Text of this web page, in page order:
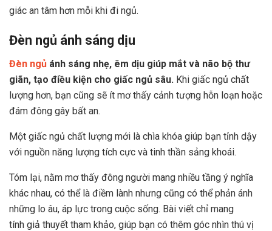
giác an tâm hơn mỗi khi đi ngủ.
Đèn ngủ ánh sáng dịu
Đèn ngủ ánh sáng nhẹ, êm dịu giúp mắt và não bộ thư
giãn, tạo điều kiện cho giấc ngủ sâu. Khi giấc ngủ chất
lượng hơn, bạn cũng sẽ ít mơ thấy cảnh tượng hỗn loạn hoặc
đám đông gây bất an.
Một giấc ngủ chất lượng mới là chìa khóa giúp bạn tỉnh dậy
với nguồn năng lượng tích cực và tinh thần sảng khoái.
Tóm lại, nằm mơ thấy đông người mang nhiều tầng ý nghĩa
khác nhau, có thể là điềm lành nhưng cũng có thể phản ánh
những lo âu, áp lực trong cuộc sống. Bài viết chỉ mang
tính giả thuyết tham khảo, giúp bạn có thêm góc nhìn thú vị